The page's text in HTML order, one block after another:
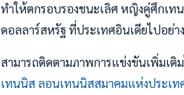
ทำให้ตกรอบรองชนะเลิศ หญิงคู่ศึกเท
ดอลลาร์สหรัฐ ที่ประเทศอินเดียไปอย่า
สามารถติดตามภาพการแข่งขันเพิ่มเ
เทนนิส ลอนเทนนิสสมาคมแห่งประเท